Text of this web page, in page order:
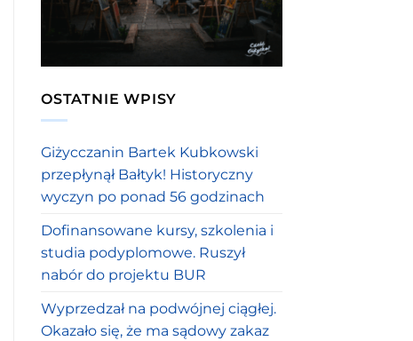
OSTATNIE WPISY
Giżycczanin Bartek Kubkowski
przepłynął Bałtyk! Historyczny
wyczyn po ponad 56 godzinach
Dofinansowane kursy, szkolenia i
studia podyplomowe. Ruszył
nabór do projektu BUR
Wyprzedzał na podwójnej ciągłej.
Okazało się, że ma sądowy zakaz